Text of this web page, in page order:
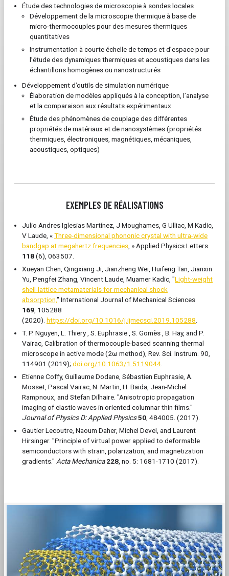
Étude des technologies de microscopie à sondes locales
Développement de la microscopie thermique à base de
micro-thermocouples pour des mesures thermiques
quantitatives
Instrumentation à courte échelle de temps et d’espace pour
l’étude des dynamiques thermiques et acoustiques dans les
échantillons homogènes ou nanostructurés
Développement d’outils de simulation numérique
Élaboration de modèles appliqués à la conception, l’analyse
et la comparaison aux résultats expérimentaux
Étude des phénomènes de couplage des différentes
propriétés de matériaux et de nanosystèmes (propriétés
thermiques, électroniques, magnétiques, mécaniques,
acoustiques, optiques)
EXEMPLES DE RÉALISATIONS
Julio Andres Iglesias Martínez, J Moughames, G Ulliac, M Kadic,
V Laude, «Three-dimensional phononic crystal with ultra-wide
bandgap at megahertz frequencies , » Applied Physics Letters
118(6), 063507.
Xueyan Chen, Qingxiang Ji, Jianzheng Wei, Huifeng Tan, Jianxin
Yu, Pengfei Zhang, Vincent Laude, Muamer Kadic, "Light-weight
shell-lattice metamaterials for mechanical shock
absorption," International Journal of Mechanical Sciences
169 , 105288
(2020). https://doi.org/10.1016/j.ijmecsci.2019.105288
T. P. Nguyen, L. Thiery , S. Euphrasie , S. Gomès , B. Hay, and P.
Vairac, Calibration of thermocouple-based scanning thermal
microscope in active mode (2ω method), Rev. Sci. Instrum. 90,
114901 (2019); doi.org/10.1063/1.5119044
Etienne Coffy, Guillaume Dodane, Sébastien Euphrasie, A.
Mosset, Pascal Vairac, N. Martin, H. Baida, Jean-Michel
Rampnoux, and Stefan Dilhaire. "Anisotropic propagation
imaging of elastic waves in oriented columnar thin films."
Journal of Physics D: Applied Physics50 , 484005. (2017).
Gautier Lecoutre, Naoum Daher, Michel Devel, and Laurent
Hirsinger. "Principle of virtual power applied to deformable
semiconductors with strain, polarization, and magnetization
gradients." Acta Mechanica 228 , no. 5: 1681-1710 (2017).